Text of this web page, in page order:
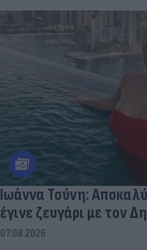
Ιωάννα Τούνη:
έγινε ζευγάρι με τον
07.08.2026